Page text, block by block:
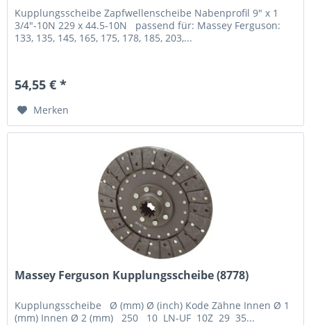
Kupplungsscheibe Zapfwellenscheibe Nabenprofil 9" x 1
3/4"-10N 229 x 44.5-10N passend für: Massey Ferguson:
133, 135, 145, 165, 175, 178, 185, 203,...
54,55 € *
Merken
Massey Ferguson Kupplungsscheibe (8778)
Kupplungsscheibe Ø (mm) Ø (inch) Kode Zähne Innen Ø 1
(mm) Innen Ø 2 (mm) 250 10 LN-UF 10Z 29 35...